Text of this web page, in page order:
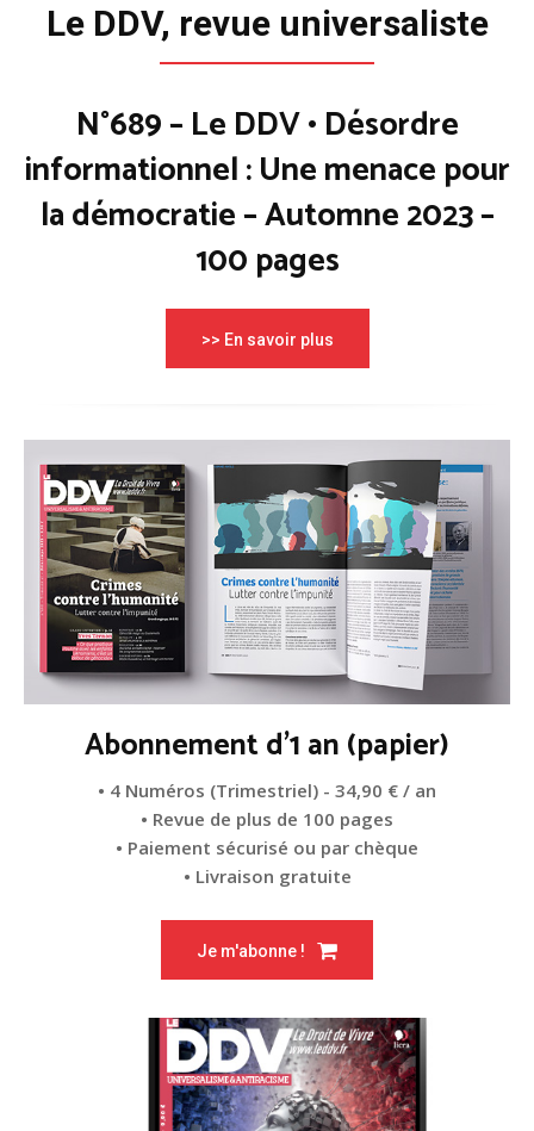
Le DDV, revue universaliste
N°689 – Le DDV • Désordre
informationnel : Une menace pour
la démocratie – Automne 2023 –
100 pages
>> En savoir plus
Abonnement d'1 an (papier)
• 4 Numéros (Trimestriel) - 34,90 € / an
• Revue de plus de 100 pages
• Paiement sécurisé ou par chèque
• Livraison gratuite
Je m'abonne !